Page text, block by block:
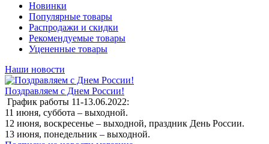
Новинки
Популярные товары
Распродажи и скидки
Рекомендуемые товары
Уцененные товары
Наши новости
Поздравляем с Днем России!
График работы 11-13.06.2022:
11 июня, суббота – выходной.
12 июня, воскресенье – выходной, праздник День России.
13 июня, понедельник – выходной.